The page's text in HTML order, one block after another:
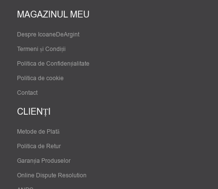
MAGAZINUL MEU
Despre IcoaneDeArgint
Termeni și Condiții
Politica de Confidențialitate
Politica de cookie
Contact
CLIENȚI
Metode de Plată
Politica de Retur
Garanția Produselor
Online Dispute Resolution